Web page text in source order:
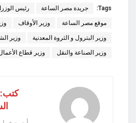
Tags: جريدة مصر الساعة رئيس
موقع مصر الساعة وزير الأوقاف
وزير البترول و الثروة المعدنية وزير
وزير الصناعة والنقل وزير قطاع
كتب: